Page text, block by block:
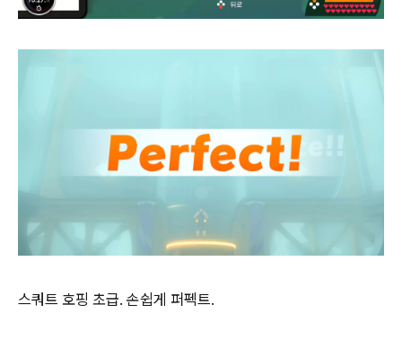
스쿼트 호핑 초급. 손쉽게 퍼펙트.